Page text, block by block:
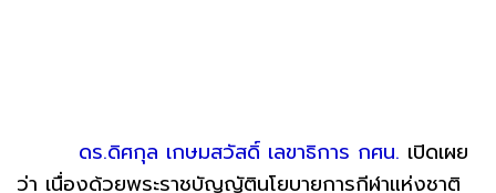
ดร.ดิศกุล เกษมสวัสดิ์ เลขาธิการ กศน. เปิดเผย
ว่า เนื่องด้วยพระราชบัญญัตินโยบายการกีฬาแห่งชาติ